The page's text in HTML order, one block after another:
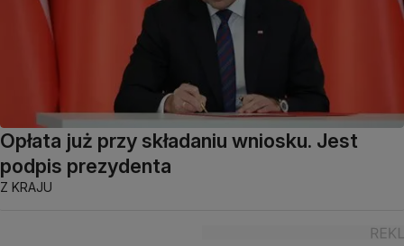
Opłata już przy składaniu wniosku. Jest
podpis prezydenta
Z KRAJU